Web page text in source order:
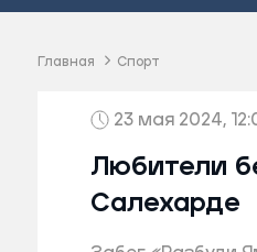
Ноябрьск
Главная Спорт
23 мая 2024,
Любители
Салехарде